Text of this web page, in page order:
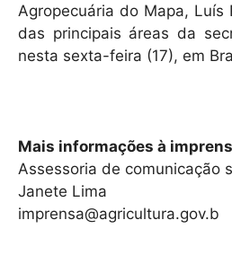
Agropecuária do Mapa, Luís
das principais áreas da
nesta sexta-feira (17), em
Mais informações à
Assessoria de comunicação
Janete Lima
imprensa@agricultura.gov.b